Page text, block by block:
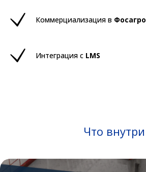
Коммерциализация в Фосагро
Интеграция с LMS
Что внутри